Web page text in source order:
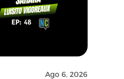
Ago 6, 2026